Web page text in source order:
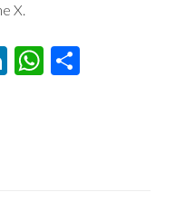
X.
LinkedIn